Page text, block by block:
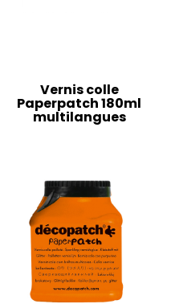
Vernis colle
Paperpatch 180ml
multilangues